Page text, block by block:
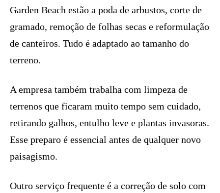
Garden Beach estão a poda de arbustos, corte de
gramado, remoção de folhas secas e reformulação
de canteiros. Tudo é adaptado ao tamanho do
terreno.
A empresa também trabalha com limpeza de
terrenos que ficaram muito tempo sem cuidado,
retirando galhos, entulho leve e plantas invasoras.
Esse preparo é essencial antes de qualquer novo
paisagismo.
Outro serviço frequente é a correção de solo com